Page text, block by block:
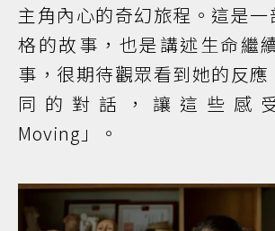
主角內心的奇幻旅程。這是
格的故事，也是講述生命繼
事，很期待觀眾看到她的反
同的對話，讓這些感
Moving」。